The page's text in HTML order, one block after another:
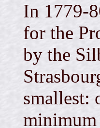
In 1779-
for the
by the
smallest:
minimum